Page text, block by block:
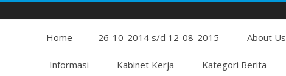
to
Home 26-10-2014 s/d 12-08-2015 About Us
Informasi Kabinet Kerja Kategori Berita